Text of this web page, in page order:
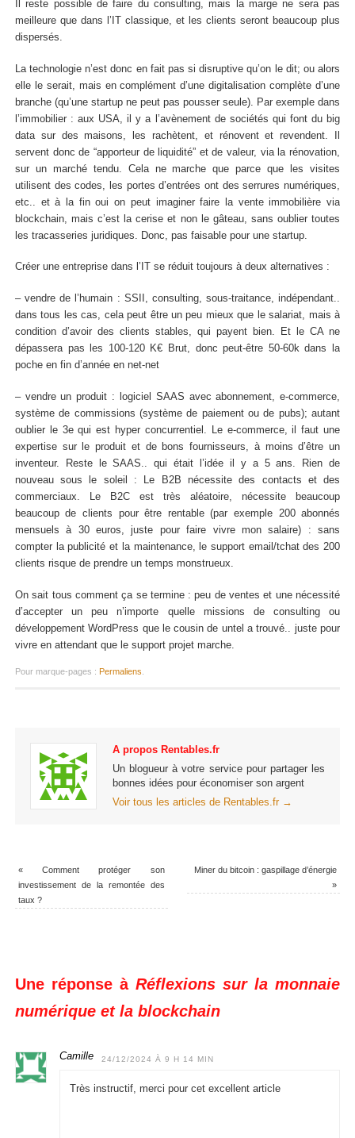
Il reste possible de faire du consulting, mais la marge ne sera pas
meilleure que dans l’IT classique, et les clients seront beaucoup plus
dispersés.
La technologie n’est donc en fait pas si disruptive qu’on le dit; ou alors
elle le serait, mais en complément d’une digitalisation complète d’une
branche (qu’une startup ne peut pas pousser seule). Par exemple dans
l’immobilier : aux USA, il y a l’avènement de sociétés qui font du big
data sur des maisons, les rachètent, et rénovent et revendent. Il
servent donc de “apporteur de liquidité” et de valeur, via la rénovation,
sur un marché tendu. Cela ne marche que parce que les visites
utilisent des codes, les portes d’entrées ont des serrures numériques,
etc.. et à la fin oui on peut imaginer faire la vente immobilière via
blockchain, mais c’est la cerise et non le gâteau, sans oublier toutes
les tracasseries juridiques. Donc, pas faisable pour une startup.
Créer une entreprise dans l’IT se réduit toujours à deux alternatives :
– vendre de l’humain : SSII, consulting, sous-traitance, indépendant..
dans tous les cas, cela peut être un peu mieux que le salariat, mais à
condition d’avoir des clients stables, qui payent bien. Et le CA ne
dépassera pas les 100-120 K€ Brut, donc peut-être 50-60k dans la
poche en fin d’année en net-net
– vendre un produit : logiciel SAAS avec abonnement, e-commerce,
système de commissions (système de paiement ou de pubs); autant
oublier le 3e qui est hyper concurrentiel. Le e-commerce, il faut une
expertise sur le produit et de bons fournisseurs, à moins d’être un
inventeur. Reste le SAAS.. qui était l’idée il y a 5 ans. Rien de
nouveau sous le soleil : Le B2B nécessite des contacts et des
commerciaux. Le B2C est très aléatoire, nécessite beaucoup
beaucoup de clients pour être rentable (par exemple 200 abonnés
mensuels à 30 euros, juste pour faire vivre mon salaire) : sans
compter la publicité et la maintenance, le support email/tchat des 200
clients risque de prendre un temps monstrueux.
On sait tous comment ça se termine : peu de ventes et une nécessité
d’accepter un peu n’importe quelle missions de consulting ou
développement WordPress que le cousin de untel a trouvé.. juste pour
vivre en attendant que le support projet marche.
Pour marque-pages : Permaliens
A propos Rentables.fr
Un blogueur à votre service pour partager les
bonnes idées pour économiser son argent
Voir tous les articles de Rentables.fr →
«Comment protéger son
investissement de la remontée des
taux ?
Miner du bitcoin : gaspillage d’énergie
»
Une réponse à Réflexions sur la monnaie
numérique et la blockchain
Camille 24/12/2024 À 9 H 14 MIN
Très instructif, merci pour cet excellent article